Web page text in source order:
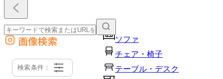
ソファ
チェア・椅子
テーブル・デスク
外部サイトの商品をカートに追加
他のサイトで見つけた商品ページのURLを貼り付けて、カートに追加できます
画像検索
検索条件：